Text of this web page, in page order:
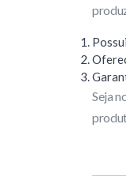
Seja